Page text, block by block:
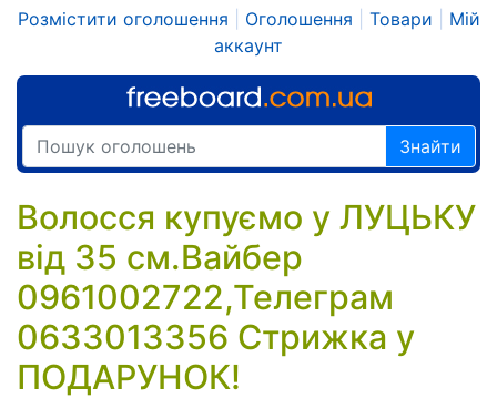
Розмістити оголошення Оголошення Товари
Мій
аккаунт
Знайти
Волосся купуємо у ЛУЦЬКУ
від 35 см.Вайбер
0961002722,Телеграм
0633013356 Стрижка у
ПОДАРУНОК!